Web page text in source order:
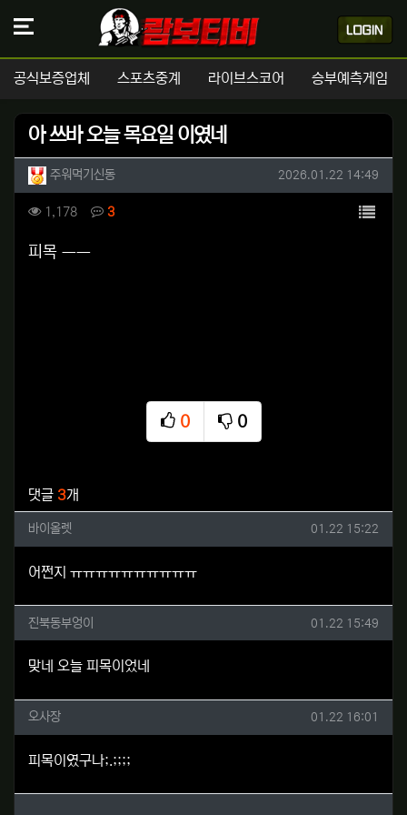
공식보증업체 스포츠중계 라이브스코어 승부예측게임
아 쓰바 오늘 목요일 이였네
작성자 정보
주워먹기신동작성 작성일
2026.01.22 14:49
컨텐츠 정보
1,178조회 3댓글 목록
본문
피목 ㅡㅡ
0
추천
0
비추천
댓글 3개
바이올렛님의 댓글
바이올렛 작성일
01.22 15:22
어쩐지 ㅠㅠㅠㅠㅠㅠㅠㅠㅠㅠ
진북동부엉이님의 댓글
진북동부엉이 작성일
01.22 15:49
맞네 오늘 피목이었네
오사장님의 댓글
오사장 작성일
01.22 16:01
피목이였구나;.;;;;